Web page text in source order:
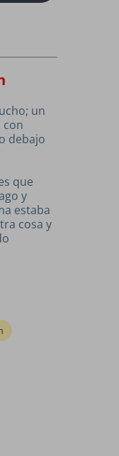
un
con
debajo
que
y
estaba
cosa y